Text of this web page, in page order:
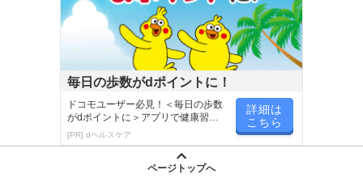
毎日の歩数がdポイントに！
ドコモユーザー必見！＜毎日の歩数
がdポイントに＞アプリで健康習慣
が楽しく続く
[PR] dヘルスケア
詳細は
こちら
ページトップへ